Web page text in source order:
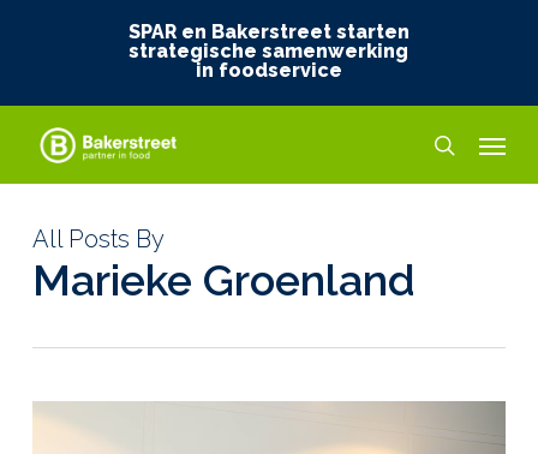
content
SPAR en Bakerstreet starten
strategische samenwerking
in foodservice
search
All Posts By
Marieke Groenland